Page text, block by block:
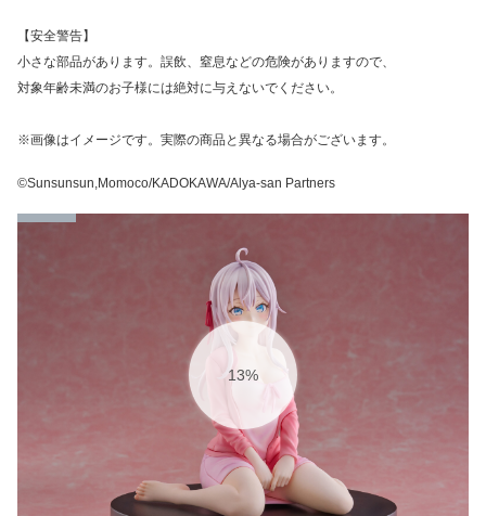
【安全警告】
小さな部品があります。誤飲、窒息などの危険がありますので、
対象年齢未満のお子様には絶対に与えないでください。
※画像はイメージです。実際の商品と異なる場合がございます。
©Sunsunsun,Momoco/KADOKAWA/Alya-san Partners
17%